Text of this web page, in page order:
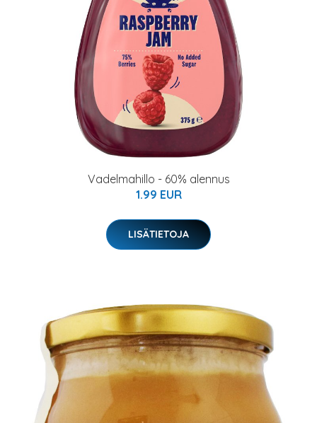
Vadelmahillo - 60% alennus
1.99 EUR
LISÄTIETOJA